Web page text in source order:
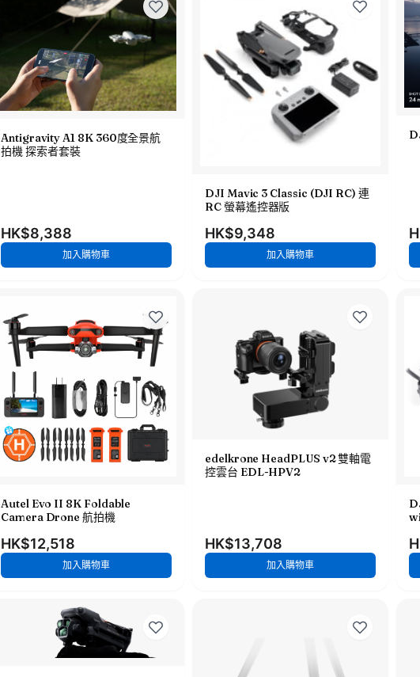
Antigravity A1 8K 360度全景航
拍機 探索者套裝
HK$8,388
加入購物車
DJI Mavic 3 Classic (DJI RC) 連
RC 螢幕遙控器版
HK$9,348
加入購物車
Autel Evo II 8K Foldable
Camera Drone 航拍機
HK$12,518
加入購物車
edelkrone HeadPLUS v2 雙軸電
控雲台 EDL-HPV2
HK$13,708
加入購物車